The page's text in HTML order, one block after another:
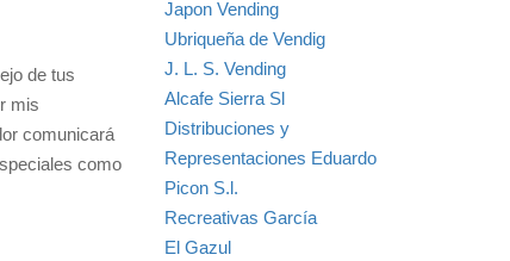
de tus
mis
comunicará
como
Japon Vending
Ubriqueña de Vendig
J. L. S. Vending
Alcafe Sierra Sl
Distribuciones y
Representaciones Eduardo
Picon S.l.
Recreativas García
El Gazul